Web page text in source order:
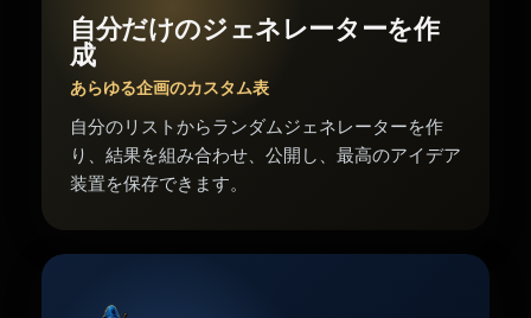
自分だけのジェネレーターを作
成
あらゆる企画のカスタム表
自分のリストからランダムジェネレーターを作
り、結果を組み合わせ、公開し、最高のアイデア
装置を保存できます。